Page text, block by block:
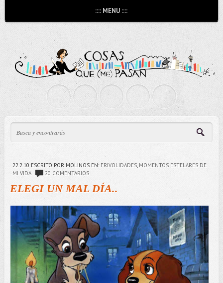
:::: MENU ::::
22.2.10 ESCRITO POR MOLINOS EN: FRIVOLIDADES, MOMENTOS ESTELARES DE
MI VIDA
20 COMENTARIOS
ELEGI UN MAL DÍA..